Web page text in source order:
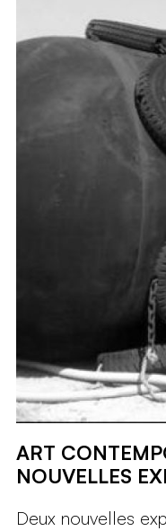
ART
NOUVELLES
Deux nouvelles